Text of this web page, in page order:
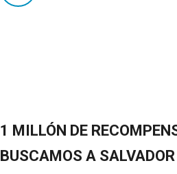
1 MILLÓN DE
BUSCAMOS A SALVADOR